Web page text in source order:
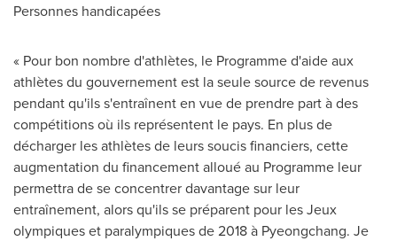
Personnes handicapées
« Pour bon nombre d'athlètes, le Programme d'aide aux
athlètes du gouvernement est la seule source de revenus
pendant qu'ils s'entraînent en vue de prendre part à des
compétitions où ils représentent le pays. En plus de
décharger les athlètes de leurs soucis financiers, cette
augmentation du financement alloué au Programme leur
permettra de se concentrer davantage sur leur
entraînement, alors qu'ils se préparent pour les Jeux
olympiques et paralympiques de 2018 à Pyeongchang. Je